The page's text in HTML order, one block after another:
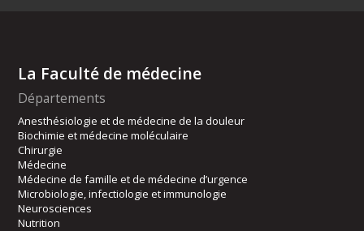
La Faculté de médecine
Départements
Anesthésiologie et de médecine de la douleur
Biochimie et médecine moléculaire
Chirurgie
Médecine
Médecine de famille et de médecine d’urgence
Microbiologie, infectiologie et immunologie
Neurosciences
Nutrition